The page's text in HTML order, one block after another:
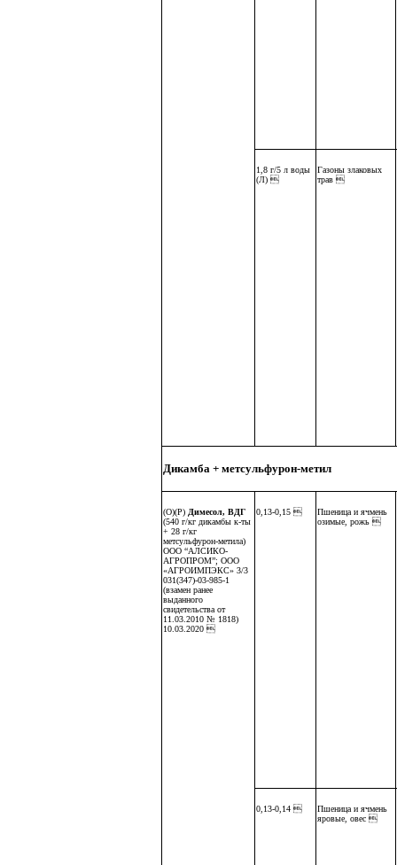
1,8 г/5 л воды
(Л) 
Газоны злаковых
трав 
Дикамба + метсульфурон-метил
(О)(Р) Димесол, ВДГ
(540 г/кг дикамбы к-ты
+ 28 г/кг
метсульфурон-метила)
ООО “АЛСИКО-
АГРОПРОМ”; ООО
«АГРОИМПЭКС» 3/3
031(347)-03-985-1
(взамен ранее
выданного
свидетельства от
11.03.2010 № 1818)
10.03.2020 
0,13-0,15 
Пшеница и ячмень
озимые, рожь 
0,13-0,14 
Пшеница и ячмень
яровые, овес 